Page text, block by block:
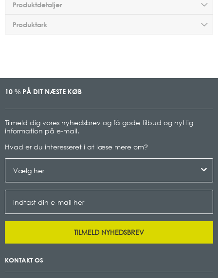
Produktdetaljer
Produktark
10 % PÅ DIT NÆSTE KØB
Tilmeld dig vores nyhedsbrev og få gode tilbud og nyttig
information på e-mail.
Hvad er du interesseret i at læse mere om?
TILMELD NYHEDSBREV
KONTAKT OS